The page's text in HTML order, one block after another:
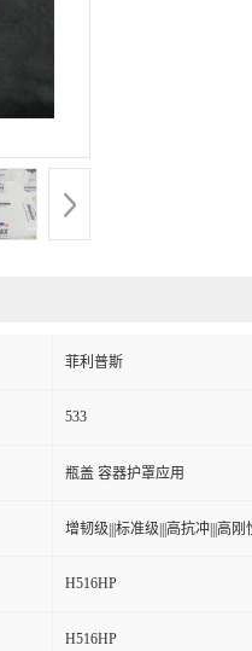
菲利普斯
533
瓶盖 容器护罩应用
增韧级|||标准级|||高抗冲|||高刚
H516HP
H516HP